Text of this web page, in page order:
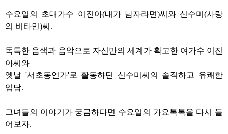
수요일의 초대가수 이진아(내가 남자라면)씨와 신수미(사랑
의 비타민)씨.
독특한 음색과 음악으로 자신만의 세계가 확고한 여가수 이진
아씨와
옛날 '서초동연가'로 활동하던 신수미씨의 솔직하고 유쾌한
입담.
그녀들의 이야기가 궁금하다면 수요일의 가요톡톡을 다시 들
어보자.